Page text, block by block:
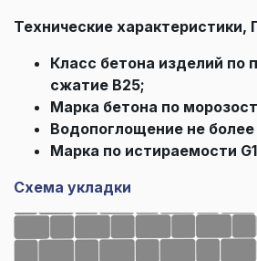
Технические характеристики,
Класс бетона изделий по
сжатие В25;
Марка бетона по
Водопоглощение не более
Марка по истираемости
Схема укладки